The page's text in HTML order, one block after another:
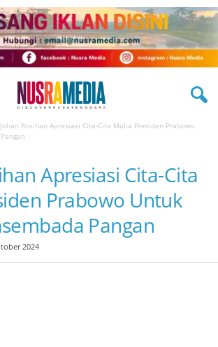
Johan Rosihan Apresiasi Cita-Cita Mulia Presiden Prabowo
Apresiasi Cita-Cita
Prabowo Untuk
Pangan
2024